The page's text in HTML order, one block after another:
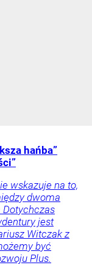
hańba”
wskazuje na to,
dwoma
jest
Witczak z
być
Plus.